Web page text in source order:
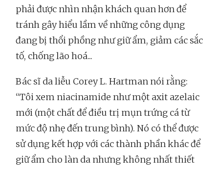
phải được nhìn nhận khách quan hơn để
tránh gây hiểu lầm về những công dụng
đang bị thổi phồng như giữ ẩm, giảm các sắc
tố, chống lão hoá...
Bác sĩ da liễu Corey L. Hartman nói rằng:
“Tôi xem niacinamide như một axit azelaic
mới (một chất để điều trị mụn trứng cá từ
mức độ nhẹ đến trung bình). Nó có thể được
sử dụng kết hợp với các thành phần khác để
giữ ẩm cho làn da nhưng không nhất thiết